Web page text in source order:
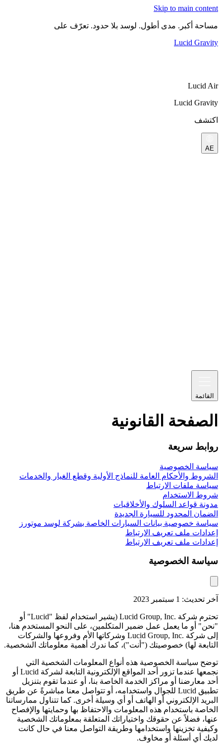
Skip to main content
مساحة أكبر. مدى أطول. لوسد بلا حدود. تعرّف على
Lucid Gravity
Lucid Air
Lucid Gravity
اكتشف
AE
القائمة
الصفحة القانونية
روابط سريعة
سياسة الخصوصية
الشروط والأحكام العامة للنماذج الأولية وقطع الغيار والخدمات
سياسة ملفات الارتباط
شروط الاستخدام
مدونة قواعد السلوك والأخلاقيات
الضمان المحدود للسیارة الجدیدة
سياسة خصوصية بيانات السيارات الخاصة بشركة لوسد موتورز
إعدادات ملف تعريف الارتباط
إعدادات ملف تعريف الارتباط
سياسة الخصوصية
آخر تحديث: 1 سبتمبر 2023
تحترم شركة Lucid Group, Inc.‎ (يشير استخدام لفظ "Lucid" أو
"نحن" أو ما يعمل عمل ضمير المتكلمين، على النحو المستخدم هنا،
إلى شركة Lucid Group, Inc.‎ وشركاتها الأم وفروعها والشركات
التابعة لها) خصوصيتك ("أنت")، كما ندرك أهمية معلوماتك الشخصية.
توضح سياسة الخصوصية هذه أنواع المعلومات الشخصية التي
نجمعها عندما تزور أحد المواقع الإلكترونية التابعة لشركة Lucid أو
أحد معارضنا أو مراكز الخدمة الخاصة بنا، أو عندما تقوم بتنزيل
تطبيق Lucid للجوال واستخدامه، أو تتواصل معنا مباشرةً عن طريق
البريد الإلكتروني أو الهاتف أو أي وسيلة أخرى. كما تتناول ممارساتنا
الخاصة باستخدام هذه المعلومات والاحتفاظ بها وحمايتها والإفصاح
عنها، فضلاً عن حقوقك واختياراتك المتعلقة بمعلوماتك الشخصية
وكيفية تخزينها واستخدامها وطريقة التواصل معنا في حال كانت
لديك أي أسئلة أو مخاوف.